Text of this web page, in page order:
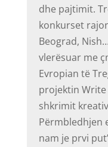
dhe pajtimit.
konkurset
Beograd,
vlerësuar me
Evropian të
projektin
shkrimit
Përmbledhjen
nam je prvi